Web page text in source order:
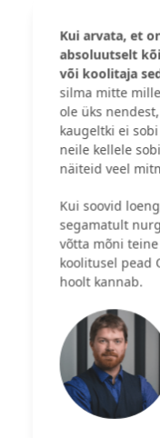
Kui arvata, et
absoluutselt
või koolitaja
silma mitte
ole üks
kaugeltki ei
neile kellele
näiteid veel
Kui soovid
segamatult
võtta mõni
koolitusel pead
hoolt kannab.